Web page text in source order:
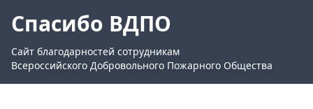
Спасибо ВДПО
Сайт благодарностей сотрудникам
Всероссийского Добровольного Пожарного Общества